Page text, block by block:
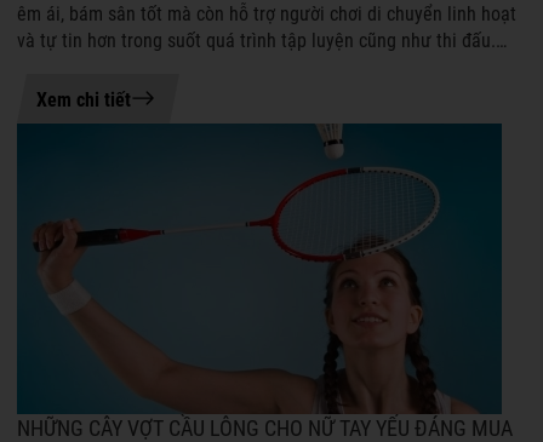
21-07-2026 08:45
êm ái, bám sân tốt mà còn hỗ trợ người chơi di chuyển linh hoạt
và tự tin hơn trong suốt quá trình tập luyện cũng như thi đấu.
Xem chi tiết
NHỮNG CÂY VỢT CẦU LÔNG CHO NỮ TAY YẾU ĐÁNG MUA